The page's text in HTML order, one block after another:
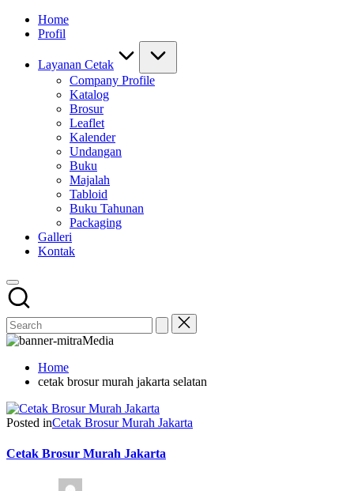
Home
Profil
Layanan Cetak
Company Profile
Katalog
Brosur
Leaflet
Kalender
Undangan
Buku
Majalah
Tabloid
Buku Tahunan
Packaging
Galleri
Kontak
Home
cetak brosur murah jakarta selatan
Posted inCetak Brosur Murah Jakarta
Cetak Brosur Murah Jakarta